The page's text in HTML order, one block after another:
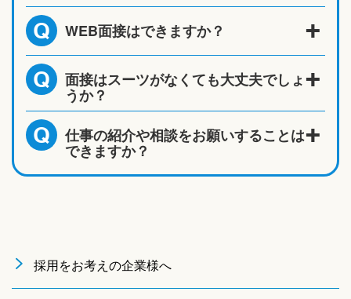
Q WEB面接はできますか？
Q 面接はスーツがなくても大丈夫でしょ
うか？
Q 仕事の紹介や相談をお願いすることは
できますか？
採用をお考えの企業様へ